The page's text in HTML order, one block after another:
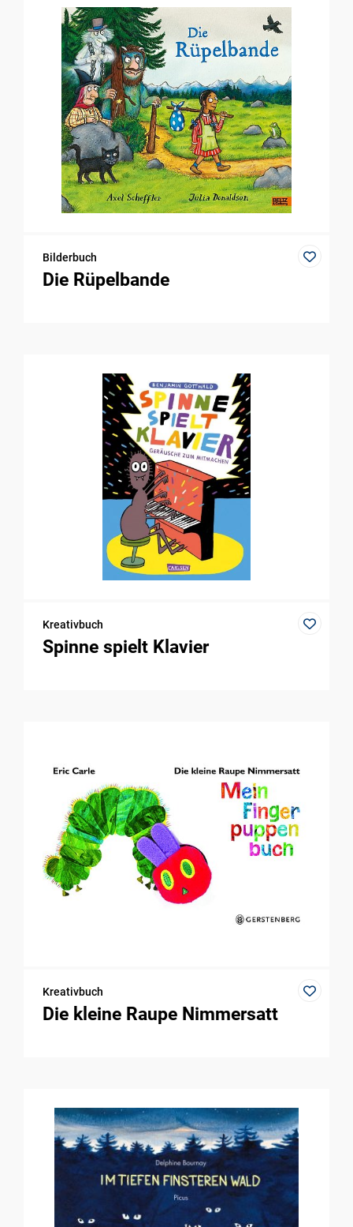
Bilderbuch
Die Rüpelbande
Kreativbuch
Spinne spielt Klavier
Kreativbuch
Die kleine Raupe Nimmersatt